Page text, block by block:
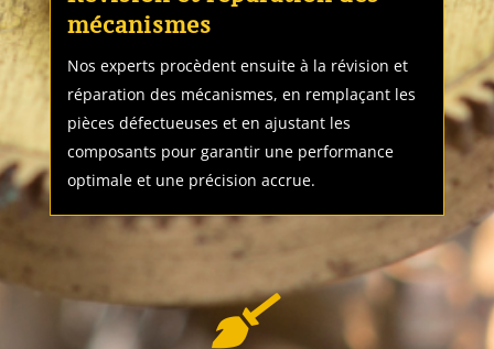
mécanismes
Nos experts procèdent ensuite à la révision et
réparation des mécanismes, en remplaçant les
pièces défectueuses et en ajustant les
composants pour garantir une performance
optimale et une précision accrue.
